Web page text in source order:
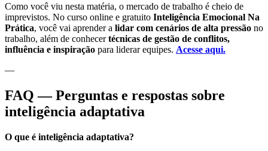
Como você viu nesta matéria, o mercado de trabalho é cheio de
imprevistos. No curso online e gratuito Inteligência Emocional Na
Prática, você vai aprender a lidar com cenários de alta pressão no
trabalho, além de conhecertécnicas de gestão de conflitos,
influência e inspiração para liderar equipes. Acesse aqui.
—
FAQ — Perguntas e respostas sobre
inteligência adaptativa
O que é inteligência adaptativa?